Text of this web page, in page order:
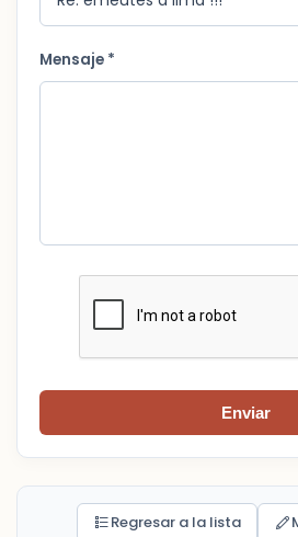
Mensaje *
Enviar
Regresar a la lista